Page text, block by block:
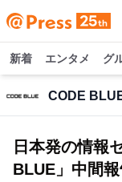
新着 エンタメ グ
CODE
日本発の情報
BLUE」中間